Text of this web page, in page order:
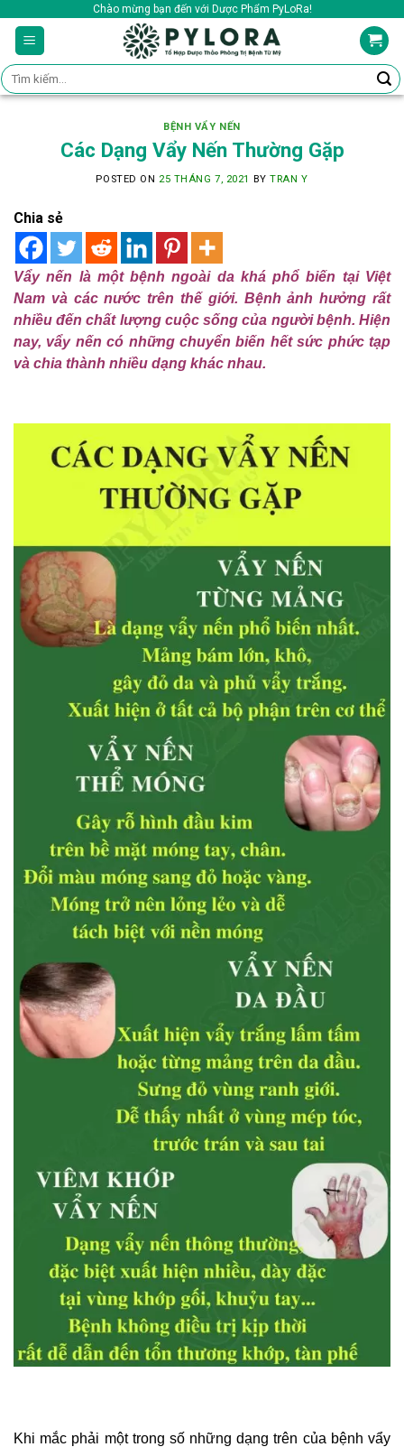
content
Chào mừng bạn đến với Dược Phẩm PyLoRa!
Tìm
kiếm:
BỆNH VẨY NẾN
Các Dạng Vẩy Nến Thường Gặp
POSTED ON 25 THÁNG 7, 2021 BYTRAN Y
Chia sẻ
Vẩy nến là một bệnh ngoài da khá phổ biến tại Việt
Nam và các nước trên thế giới. Bệnh ảnh hưởng rất
nhiều đến chất lượng cuộc sống của người bệnh. Hiện
nay, vẩy nến có những chuyển biến hết sức phức tạp
và chia thành nhiều dạng khác nhau.
Khi mắc phải một trong số những dạng trên của bệnh vẩy